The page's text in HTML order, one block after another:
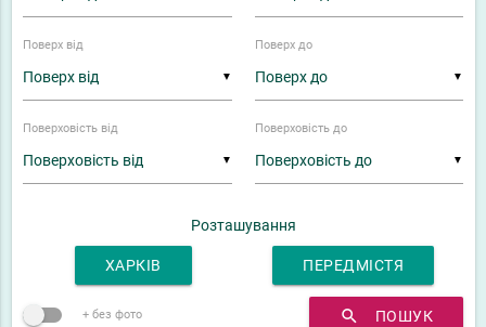
▼
Поверх від
▼
Поверх до
▼
Поверховість від
▼
Поверховість до
Розташування
ХАРКІВ ПЕРЕДМІСТЯ
+ без фото search ПОШУК